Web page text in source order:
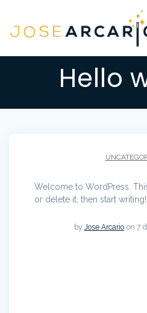
to
Hello
Welcome to WordPress.
or delete it, then start writing!
by Jose Arcario on 7